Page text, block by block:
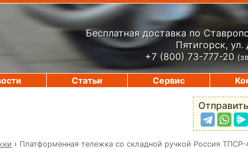
Бесплатная доставка по
Пятигорск, ул.
+7 (800) 73-777-20
› Платформенная тележка со складной ручкой Россия
Статьи Сервис